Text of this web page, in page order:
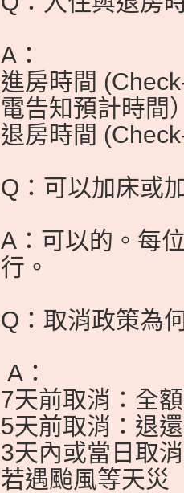
A：
進房時間
電告知預計時間
退房時間
Q：可以加床或
A：可以的。每
行。
Q：取消政策為
A：
7天前取消：全
5天前取消：退
3天內或當日取
若遇颱風等天災